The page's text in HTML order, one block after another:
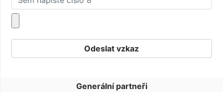
Generální partneři